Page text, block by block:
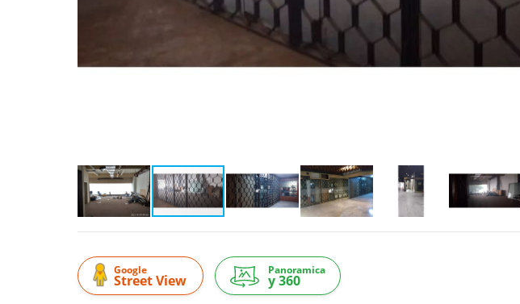
Google
Street View
Panoramica
y 360